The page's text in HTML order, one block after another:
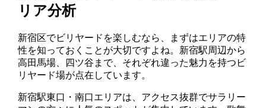
リア分析
新宿区でビリヤードを楽しむなら、まずはエリアの特
性を知っておくことが大切ですよね。新宿駅周辺から
高田馬場、四ツ谷まで、それぞれ違った魅力を持つビ
リヤード場が点在しています。
新宿駅東口・南口エリアは、アクセス抜群でサラリー